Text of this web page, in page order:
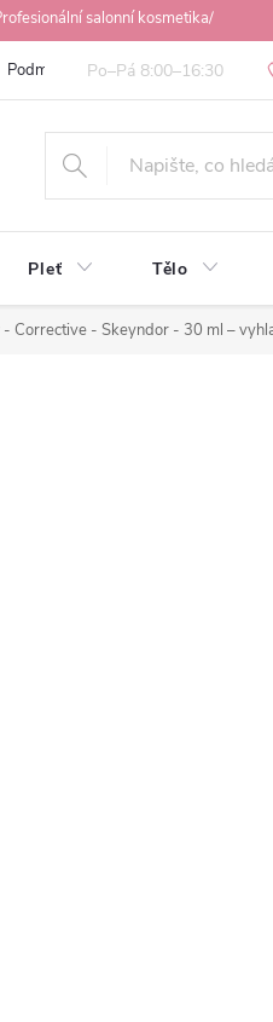
salonní kosmetika/
Podmínky ochrany osobních údajů
Pleť Tělo
- Corrective - Skeyndor - 30 ml –